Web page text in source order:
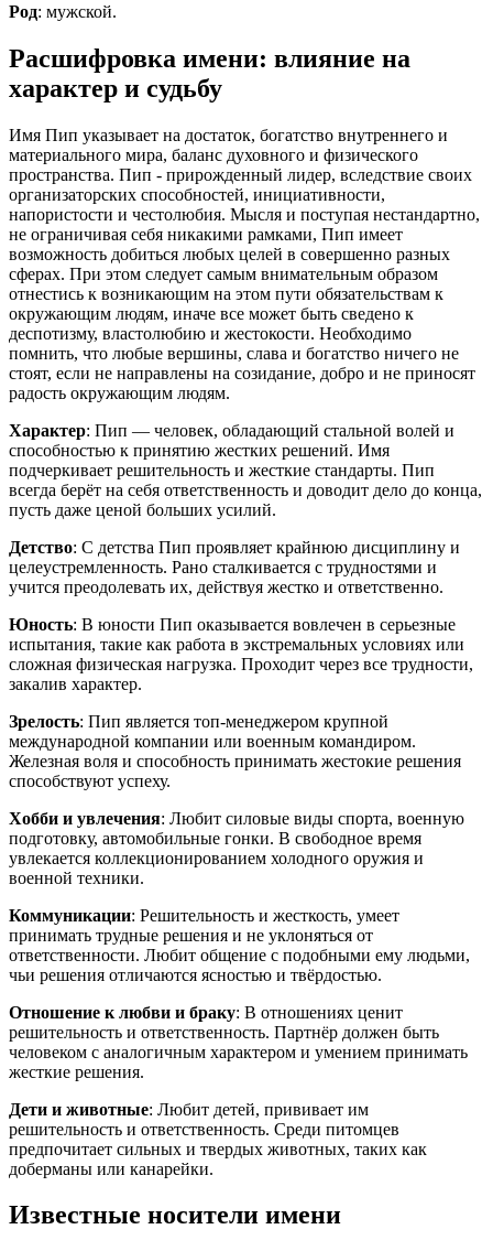
Род: мужской.
Расшифровка имени: влияние на
характер и судьбу
Имя Пип указывает на достаток, богатство внутреннего и
материального мира, баланс духовного и физического
пространства. Пип - прирожденный лидер, вследствие своих
организаторских способностей, инициативности,
напористости и честолюбия. Мысля и поступая нестандартно,
не ограничивая себя никакими рамками, Пип имеет
возможность добиться любых целей в совершенно разных
сферах. При этом следует самым внимательным образом
отнестись к возникающим на этом пути обязательствам к
окружающим людям, иначе все может быть сведено к
деспотизму, властолюбию и жестокости. Необходимо
помнить, что любые вершины, слава и богатство ничего не
стоят, если не направлены на созидание, добро и не приносят
радость окружающим людям.
Характер: Пип — человек, обладающий стальной волей и
способностью к принятию жестких решений. Имя
подчеркивает решительность и жесткие стандарты. Пип
всегда берёт на себя ответственность и доводит дело до конца,
пусть даже ценой больших усилий.
Детство: С детства Пип проявляет крайнюю дисциплину и
целеустремленность. Рано сталкивается с трудностями и
учится преодолевать их, действуя жестко и ответственно.
Юность: В юности Пип оказывается вовлечен в серьезные
испытания, такие как работа в экстремальных условиях или
сложная физическая нагрузка. Проходит через все трудности,
закалив характер.
Зрелость: Пип является топ-менеджером крупной
международной компании или военным командиром.
Железная воля и способность принимать жестокие решения
способствуют успеху.
Хобби и увлечения: Любит силовые виды спорта, военную
подготовку, автомобильные гонки. В свободное время
увлекается коллекционированием холодного оружия и
военной техники.
Коммуникации: Решительность и жесткость, умеет
принимать трудные решения и не уклоняться от
ответственности. Любит общение с подобными ему людьми,
чьи решения отличаются ясностью и твёрдостью.
Отношение к любви и браку: В отношениях ценит
решительность и ответственность. Партнёр должен быть
человеком с аналогичным характером и умением принимать
жесткие решения.
Дети и животные: Любит детей, прививает им
решительность и ответственность. Среди питомцев
предпочитает сильных и твердых животных, таких как
доберманы или канарейки.
Известные носители имени